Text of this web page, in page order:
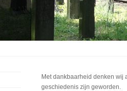
Met dankbaarheid denken wij
geschiedenis zijn geworden.